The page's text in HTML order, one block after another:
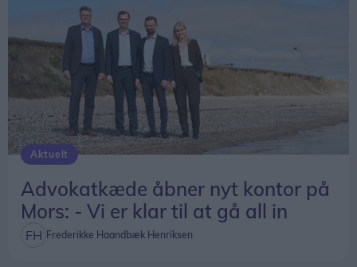
Aktuelt
Advokatkæde åbner nyt kontor på
Mors: - Vi er klar til at gå all in
Frederikke Haandbæk Henriksen